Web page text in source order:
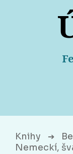
Knihy ➔
Nemeckí,